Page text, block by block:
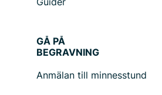
GÅ PÅ
BEGRAVNING
Anmälan till minnesstund